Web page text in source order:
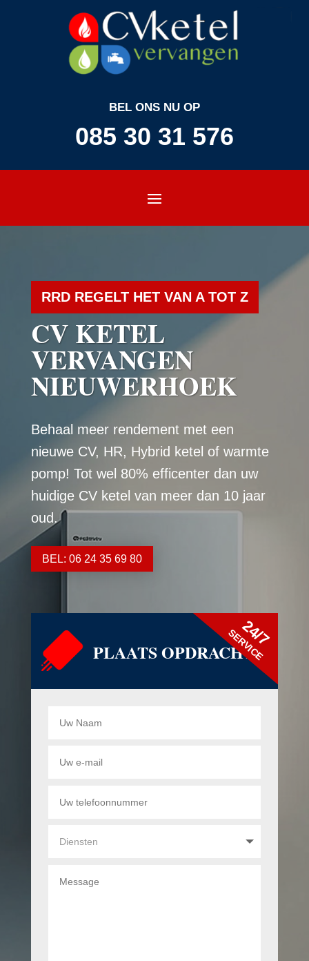
BEL ONS NU OP
085 30 31 576
RRD REGELT HET VAN A TOT Z
CV KETEL
VERVANGEN
NIEUWERHOEK
Behaal meer rendement met een
nieuwe CV, HR, Hybrid ketel of warmte
pomp! Tot wel 80% efficenter dan uw
huidige CV ketel van meer dan 10 jaar
oud.
BEL: 06 24 35 69 80
PLAATS OPDRACHT
24/7
SERVICE